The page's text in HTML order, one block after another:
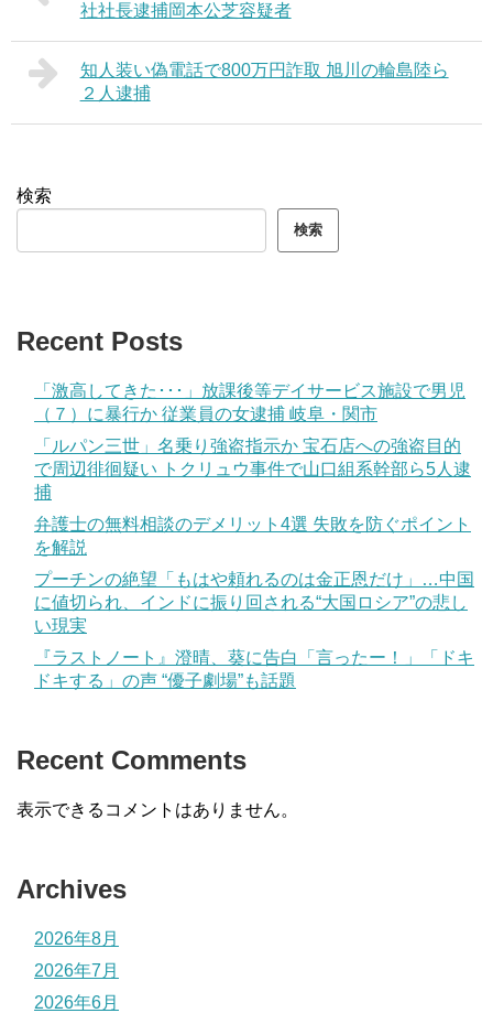
社社長逮捕岡本公芝容疑者
知人装い偽電話で800万円詐取 旭川の輪島陸ら
２人逮捕
検索
検索
Recent Posts
「激高してきた･･･」放課後等デイサービス施設で男児
（７）に暴行か 従業員の女逮捕 岐阜・関市
「ルパン三世」名乗り強盗指示か 宝石店への強盗目的
で周辺徘徊疑い トクリュウ事件で山口組系幹部ら5人逮
捕
弁護士の無料相談のデメリット4選 失敗を防ぐポイント
を解説
プーチンの絶望「もはや頼れるのは金正恩だけ」…中国
に値切られ、インドに振り回される“大国ロシア”の悲し
い現実
『ラストノート』澄晴、葵に告白「言ったー！」「ドキ
ドキする」の声 “優子劇場”も話題
Recent Comments
表示できるコメントはありません。
Archives
2026年8月
2026年7月
2026年6月